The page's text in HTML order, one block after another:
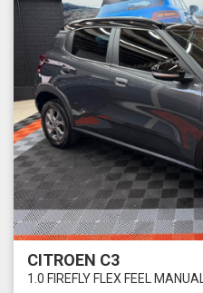
CITROEN C3
1.0 FIREFLY FLEX FEEL MANUAL